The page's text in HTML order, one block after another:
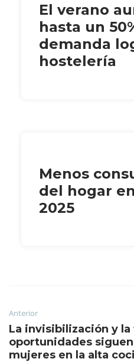
El verano
hasta un
demanda
hostelería
Menos
del hogar
2025
Anterior
La invisibilización y la
oportunidades
mujeres en la alta